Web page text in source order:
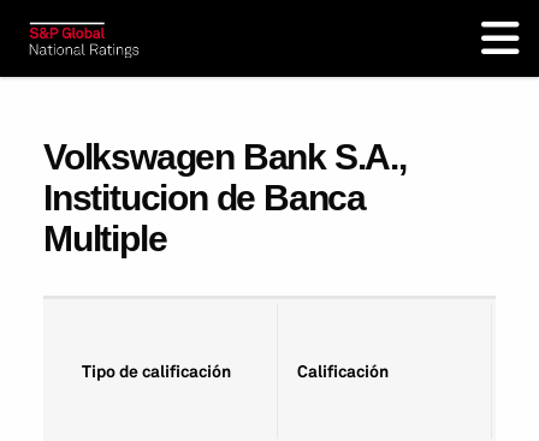
Volkswagen Bank S.A.,
Institucion de Banca
Multiple
Tipo de calificación Calificación